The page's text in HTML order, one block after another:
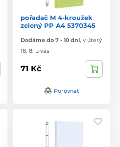
pořadač M 4-kroužek
zelený PP A4 5370345
Dodáme do 7 - 10 dní, v úterý
18. 8. u vás
71 Kč
Porovnat